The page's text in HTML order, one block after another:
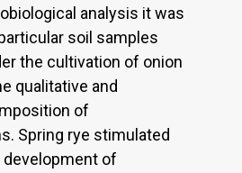
analysis it was
soil samples
the cultivation of onion
qualitative and
of
Spring rye stimulated
of